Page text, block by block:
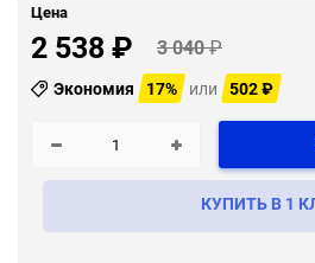
Цена
2 538₽ 3 040₽
Экономия 17% или 502₽
КУПИТЬ В 1